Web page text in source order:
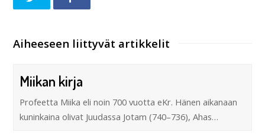
Aiheeseen liittyvät artikkelit
Miikan kirja
Profeetta Miika eli noin 700 vuotta eKr. Hänen aikanaan
kuninkaina olivat Juudassa Jotam (740–736), Ahas…